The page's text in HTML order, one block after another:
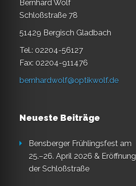
Bernhard Wolf
Schloßstraße 78
51429 Bergisch Gladbach
Tel.: 02204-56127
Fax: 02204-911476
bernhardwolf@optikwolf.de
Neueste Beiträge
Bensberger Frühlingsfest am
25.–26. April 2026 & Eröffnung
der Schloßstraße